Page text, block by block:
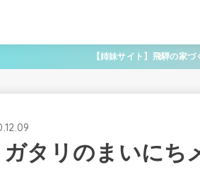
【姉妹サイト】飛騨の家
タリのまいにち